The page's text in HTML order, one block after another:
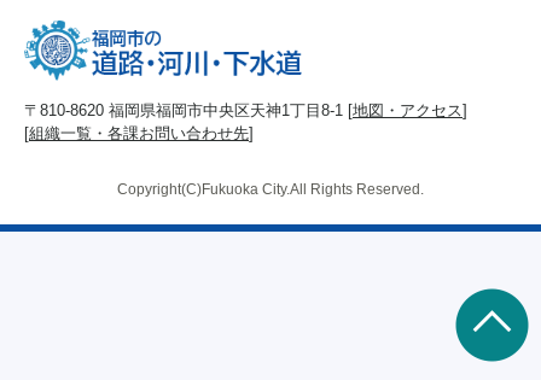
〒810-8620 福岡県福岡市中央区天神1丁目8-1 [地図・アクセス]
[組織一覧・各課お問い合わせ先]
Copyright(C)Fukuoka City.All Rights Reserved.